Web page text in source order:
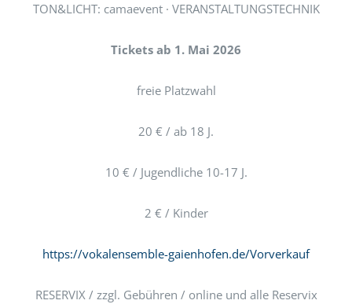
TON&LICHT: camaevent · VERANSTALTUNGSTECHNIK
Tickets ab 1. Mai 2026
freie Platzwahl
20 € / ab 18 J.
10 € / Jugendliche 10-17 J.
2 € / Kinder
https://vokalensemble-gaienhofen.de/Vorverkauf
RESERVIX / zzgl. Gebühren / online und alle Reservix